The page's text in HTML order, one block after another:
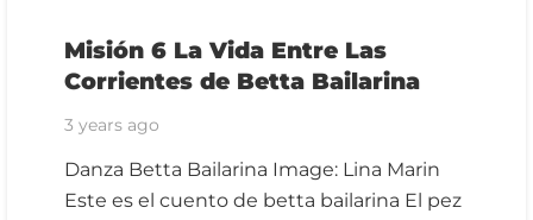
Misión 6 La Vida Entre Las
Corrientes de Betta Bailarina
3 years ago
Danza Betta Bailarina Image: Lina Marin
Este es el cuento de betta bailarina El pez